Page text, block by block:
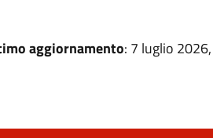
aggiornamento: 7 luglio